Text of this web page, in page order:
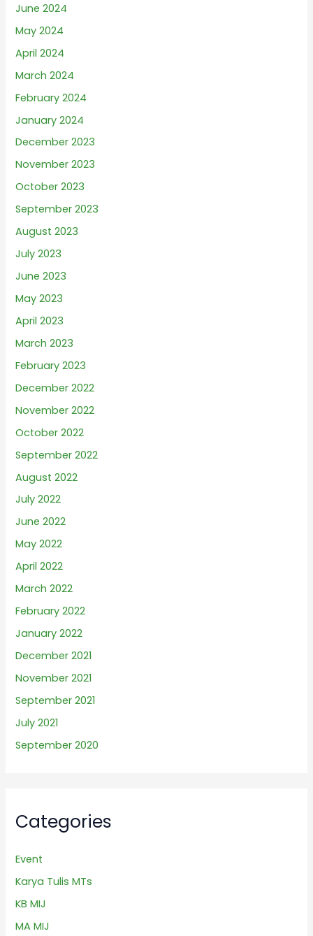
June 2024
May 2024
April 2024
March 2024
February 2024
January 2024
December 2023
November 2023
October 2023
September 2023
August 2023
July 2023
June 2023
May 2023
April 2023
March 2023
February 2023
December 2022
November 2022
October 2022
September 2022
August 2022
July 2022
June 2022
May 2022
April 2022
March 2022
February 2022
January 2022
December 2021
November 2021
September 2021
July 2021
September 2020
Categories
Event
Karya Tulis MTs
KB MIJ
MA MIJ